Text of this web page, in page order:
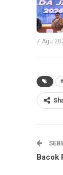
7 Agu
Bacok